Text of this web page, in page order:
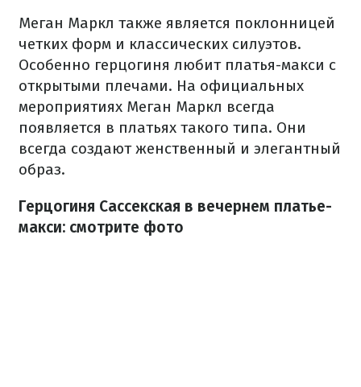
Меган Маркл также является поклонницей
четких форм и классических силуэтов.
Особенно герцогиня любит платья-макси с
открытыми плечами. На официальных
мероприятиях Меган Маркл всегда
появляется в платьях такого типа. Они
всегда создают женственный и элегантный
образ.
Герцогиня Сассекская в вечернем платье-
макси: смотрите фото